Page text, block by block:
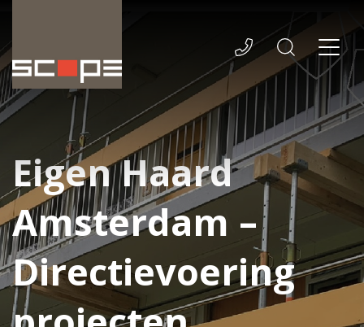
Eigen Haard
Amsterdam –
Directievoering